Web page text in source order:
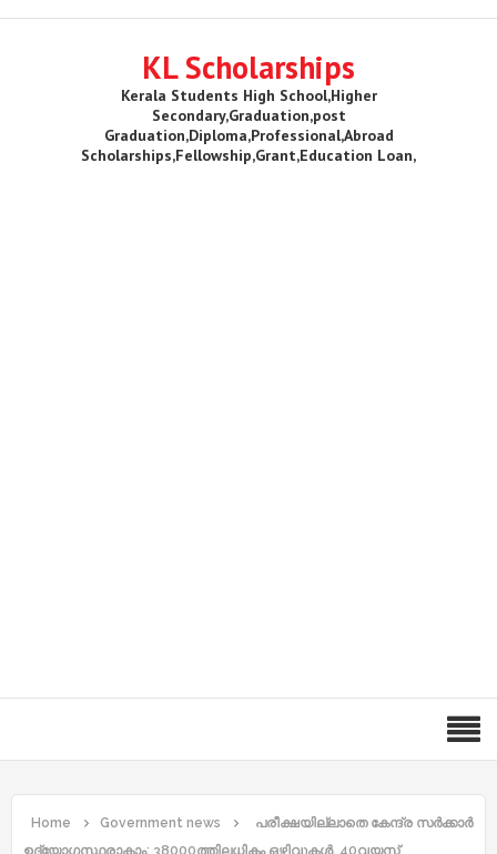
KL Scholarships
Kerala Students High School,Higher
Secondary,Graduation,post
Graduation,Diploma,Professional,Abroad
Scholarships,Fellowship,Grant,Education Loan,
Home Government news
പരീക്ഷയില്ലാതെ കേന്ദ്ര സര്‍ക്കാര്‍
ഉദ്യോഗസ്ഥരാകാം; 38000ത്തിലധികം ഒഴിവുകള്‍, 40വയസ്